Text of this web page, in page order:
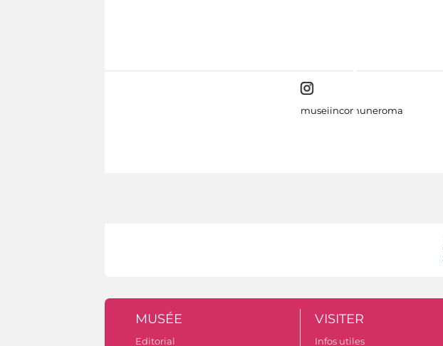
museiincomuneroma
MUSÉE
Editorial
VISITER
Infos utiles